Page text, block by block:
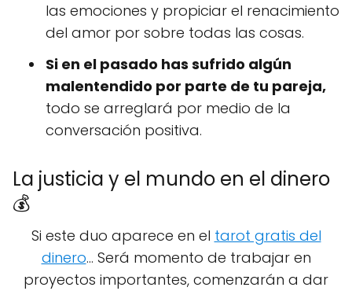
las emociones y propiciar el renacimiento
del amor por sobre todas las cosas.
Si en el pasado has sufrido algún
malentendido por parte de tu pareja,
todo se arreglará por medio de la
conversación positiva.
La justicia y el mundo en el dinero
💰
Si este duo aparece en el tarot gratis del
dinero... Será momento de trabajar en
proyectos importantes, comenzarán a dar